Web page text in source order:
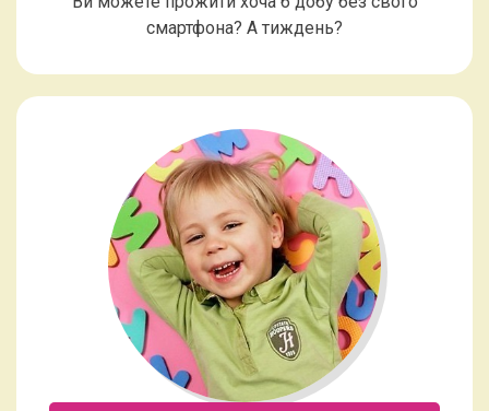
смартфона? А тиждень?